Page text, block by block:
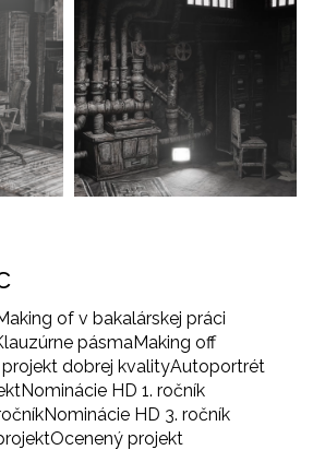
of v bakalárskej práci
pásmaMaking off
dobrej kvalityAutoportrét
Nominácie HD 1. ročník
Nominácie HD 3. ročník
Ocenený projekt